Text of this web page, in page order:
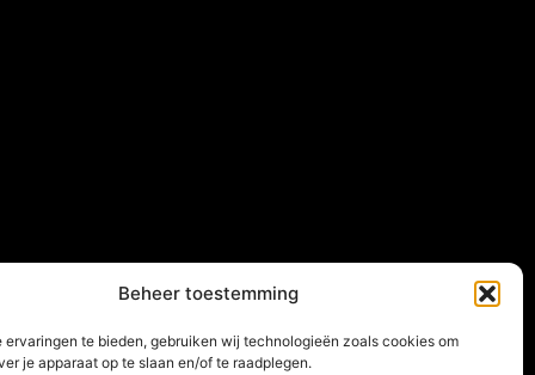
Beheer toestemming
ervaringen te bieden, gebruiken wij technologieën zoals cookies om
je apparaat op te slaan en/of te raadplegen.